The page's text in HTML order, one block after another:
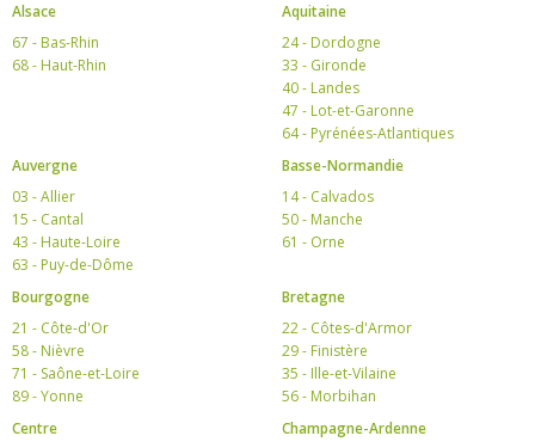
Alsace
67 - Bas-Rhin
68 - Haut-Rhin
Aquitaine
24 - Dordogne
33 - Gironde
40 - Landes
47 - Lot-et-Garonne
64 - Pyrénées-Atlantiques
Auvergne
03 - Allier
15 - Cantal
43 - Haute-Loire
63 - Puy-de-Dôme
Basse-Normandie
14 - Calvados
50 - Manche
61 - Orne
Bourgogne
21 - Côte-d'Or
58 - Nièvre
71 - Saône-et-Loire
89 - Yonne
Bretagne
22 - Côtes-d'Armor
29 - Finistère
35 - Ille-et-Vilaine
56 - Morbihan
Centre
Champagne-Ardenne